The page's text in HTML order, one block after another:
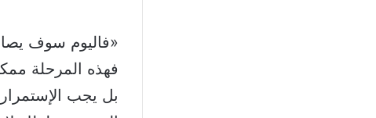
«فاليوم سوف
فهذه المرحلة
بل يجب